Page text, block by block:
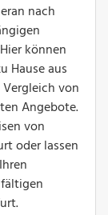
nach
können
Hause aus
von
Angebote.
von
oder lassen